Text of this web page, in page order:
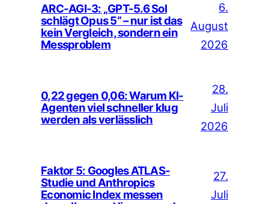
ARC-AGI-3: „GPT-5.6 Sol
schlägt Opus 5“ – nur ist das
kein Vergleich, sondern ein
Messproblem
6.
August
2026
0,22 gegen 0,06: Warum KI-
Agenten viel schneller klug
werden als verlässlich
28.
Juli
2026
Faktor 5: Googles ATLAS-
Studie und Anthropics
Economic Index messen
27.
Juli